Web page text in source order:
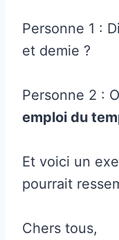
Personne 1 :
et demie ?
Personne 2 :
emploi du
Et voici un
pourrait
Chers tous,